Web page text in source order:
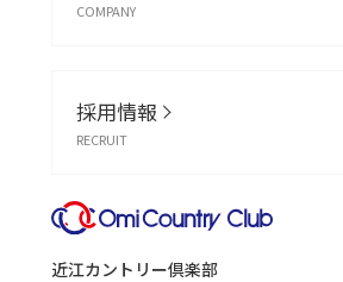
COMPANY
採用情報
RECRUIT
近江カントリー倶楽部